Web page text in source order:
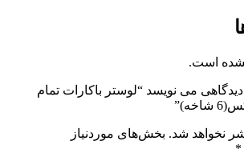
است.
می نویسد “لوستر باکارات تمام
نخواهد شد. بخش‌های موردنیاز
*